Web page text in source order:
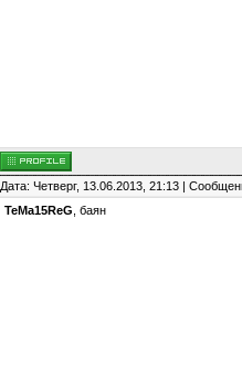
Дата: Четверг, 13.06.2013, 21:13 |
TeMa15ReG , баян